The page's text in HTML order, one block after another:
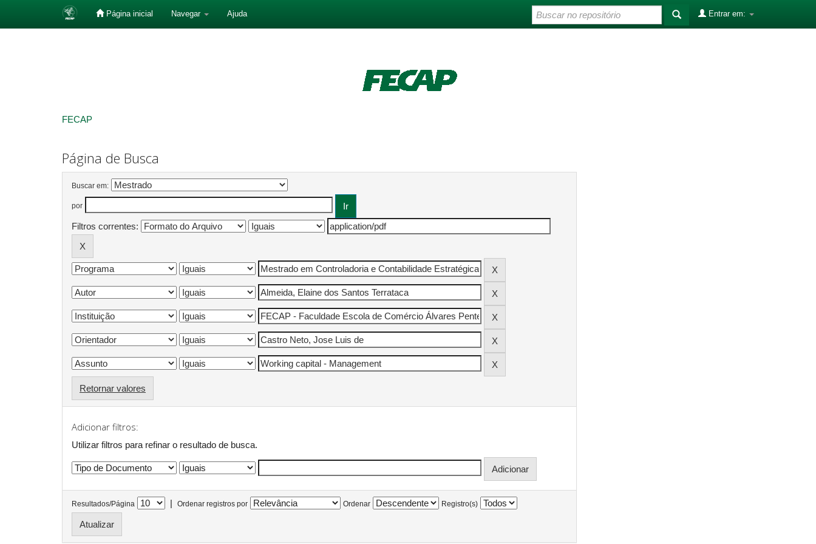
Página inicial Navegar Ajuda Entrar em:
FECAP
Página de Busca
Buscar em:
por
Filtros correntes:
Retornar valores
Adicionar filtros:
Utilizar filtros para refinar o resultado de busca.
Resultados/Página | Ordenar registros por Ordenar Registro(s)